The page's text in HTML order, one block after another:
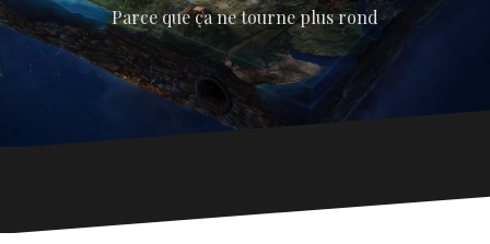
Parce que ça ne tourne plus rond